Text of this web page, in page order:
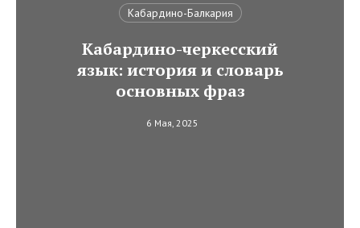
Кабардино-Балкария
Кабардино-черкесский
язык: история и словарь
основных фраз
6 Мая, 2025